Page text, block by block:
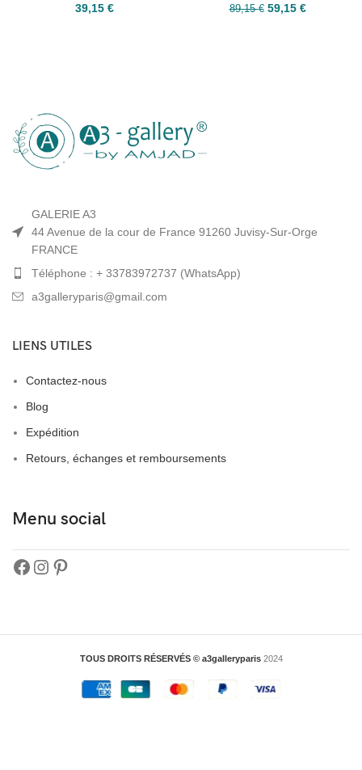
39,15 € 89,15€ 59,15 €
GALERIE A3
44 Avenue de la cour de France 91260 Juvisy-Sur-Orge
FRANCE
Téléphone : + 33783972737 (WhatsApp)
a3galleryparis@gmail.com
LIENS UTILES
Contactez-nous
Blog
Expédition
Retours, échanges et remboursements
Menu social
TOUS DROITS RÉSERVÉS © a3galleryparis 2024